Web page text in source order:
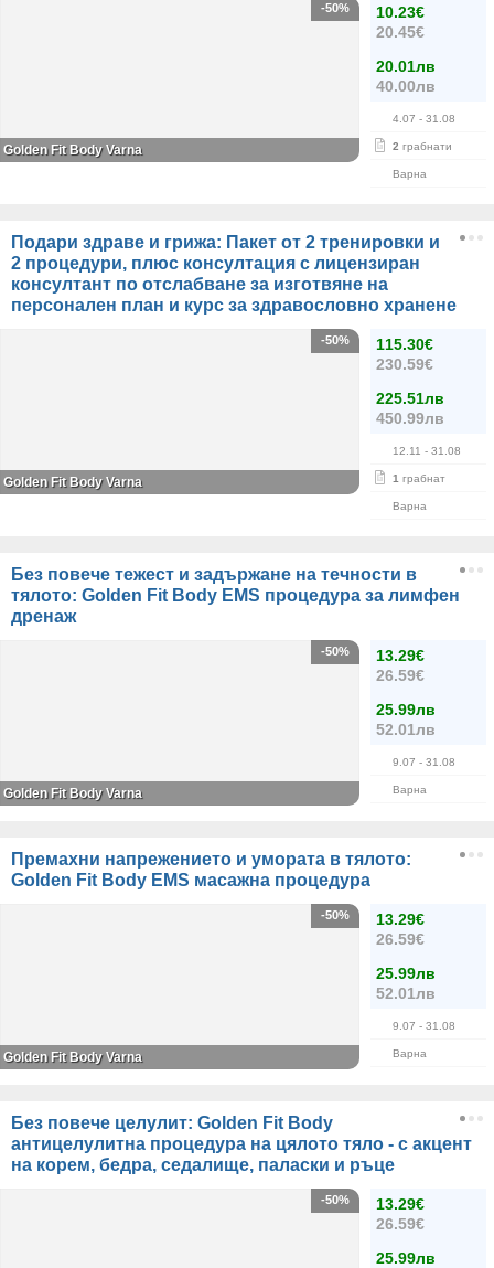
10.23€
20.45€
20.01лв
40.00лв
4.07 - 31.08
2 грабнати
Варна
-50%
Golden Fit Body Varna
Подари здраве и грижа: Пакет от 2 тренировки и
2 процедури, плюс консултация с лицензиран
консултант по отслабване за изготвяне на
персонален план и курс за здравословно хранене
115.30€
230.59€
225.51лв
450.99лв
12.11 - 31.08
1 грабнат
Варна
-50%
Golden Fit Body Varna
Без повече тежест и задържане на течности в
тялото: Golden Fit Body EMS процедура за лимфен
дренаж
13.29€
26.59€
25.99лв
52.01лв
9.07 - 31.08
Варна
-50%
Golden Fit Body Varna
Премахни напрежението и умората в тялото:
Golden Fit Body EMS масажна процедура
13.29€
26.59€
25.99лв
52.01лв
9.07 - 31.08
Варна
-50%
Golden Fit Body Varna
Без повече целулит: Golden Fit Body
антицелулитна процедура на цялото тяло - с акцент
на корем, бедра, седалище, паласки и ръце
13.29€
26.59€
25.99лв
-50%